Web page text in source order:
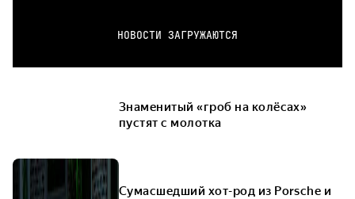
НОВОСТИ ЗАГРУЖАЮТСЯ
Знаменитый «гроб на колёсах»
пустят с молотка
Сумасшедший хот-род из Porsche и